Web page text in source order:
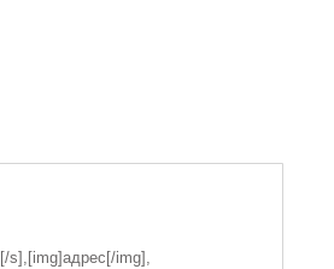
s],[img]адрес[/img],